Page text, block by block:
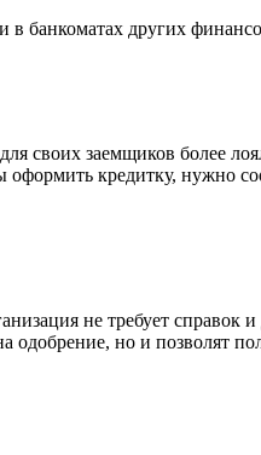
банкоматах других
своих заемщиков более
кредитку, нужно
не требует
но и позволят